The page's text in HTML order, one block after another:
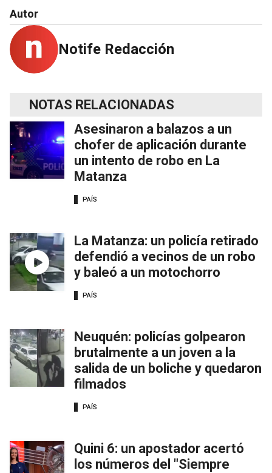
Autor
Notife Redacción
NOTAS RELACIONADAS
Asesinaron a balazos a un
chofer de aplicación durante
un intento de robo en La
Matanza
PAÍS
La Matanza: un policía retirado
defendió a vecinos de un robo
y baleó a un motochorro
PAÍS
Neuquén: policías golpearon
brutalmente a un joven a la
salida de un boliche y quedaron
filmados
PAÍS
Quini 6: un apostador acertó
los números del "Siempre